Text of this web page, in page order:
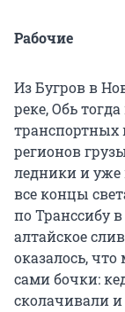
Рабочие
Из Бугров в
реке, Обь
транспортных
регионов
ледники и уже
все концы
по Транссибу
алтайское
оказалось,
сами бочки:
сколачивали